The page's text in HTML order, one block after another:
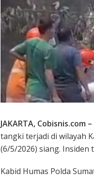
JAKARTA, Cobisnis.com –
tangki terjadi di wilayah
(6/5/2026) siang. Insiden
Kabid Humas Polda